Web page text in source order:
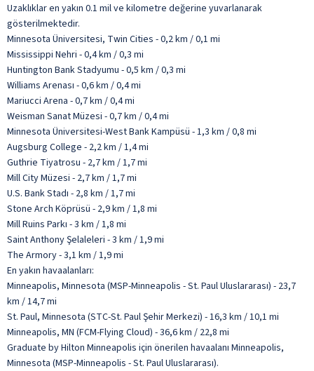
Uzaklıklar en yakın 0.1 mil ve kilometre değerine yuvarlanarak
gösterilmektedir.
Minnesota Üniversitesi, Twin Cities - 0,2 km / 0,1 mi
Mississippi Nehri - 0,4 km / 0,3 mi
Huntington Bank Stadyumu - 0,5 km / 0,3 mi
Williams Arenası - 0,6 km / 0,4 mi
Mariucci Arena - 0,7 km / 0,4 mi
Weisman Sanat Müzesi - 0,7 km / 0,4 mi
Minnesota Üniversitesi-West Bank Kampüsü - 1,3 km / 0,8 mi
Augsburg College - 2,2 km / 1,4 mi
Guthrie Tiyatrosu - 2,7 km / 1,7 mi
Mill City Müzesi - 2,7 km / 1,7 mi
U.S. Bank Stadı - 2,8 km / 1,7 mi
Stone Arch Köprüsü - 2,9 km / 1,8 mi
Mill Ruins Parkı - 3 km / 1,8 mi
Saint Anthony Şelaleleri - 3 km / 1,9 mi
The Armory - 3,1 km / 1,9 mi
En yakın havaalanları:
Minneapolis, Minnesota (MSP-Minneapolis - St. Paul Uluslararası) - 23,7
km / 14,7 mi
St. Paul, Minnesota (STC-St. Paul Şehir Merkezi) - 16,3 km / 10,1 mi
Minneapolis, MN (FCM-Flying Cloud) - 36,6 km / 22,8 mi
Graduate by Hilton Minneapolis için önerilen havaalanı Minneapolis,
Minnesota (MSP-Minneapolis - St. Paul Uluslararası).